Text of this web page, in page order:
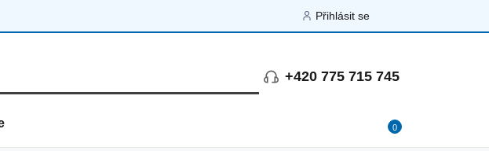
Přihlásit se
+420 775 715 745
0